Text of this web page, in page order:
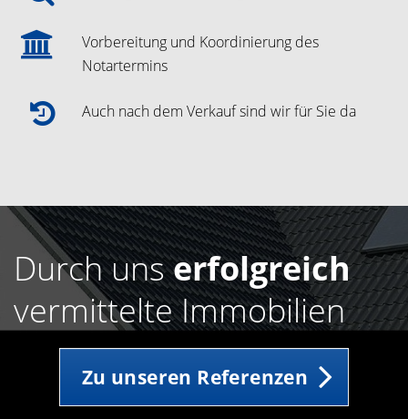
Vorbereitung und Koordinierung des
Notartermins
Auch nach dem Verkauf sind wir für Sie da
Durch unserfolgreich
vermittelte Immobilien
Zu unseren Referenzen